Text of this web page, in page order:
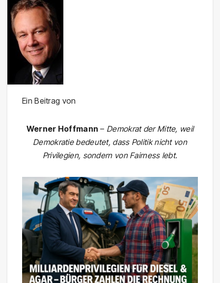
Ein Beitrag von
Werner Hoffmann – Demokrat der Mitte, weil
Demokratie bedeutet, dass Politik nicht von
Privilegien, sondern von Fairness lebt.